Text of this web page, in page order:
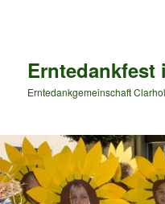
Erntedankfest
Erntedankgemeinschaft